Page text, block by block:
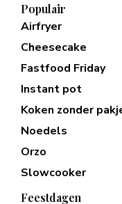
Populair
Airfryer
Cheesecake
Fastfood Friday
Instant pot
Koken zonder
Noedels
Orzo
Slowcooker
Feestdagen